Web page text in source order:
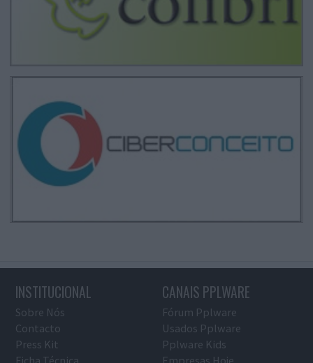
INSTITUCIONAL
Sobre Nós
Contacto
Press Kit
Ficha Técnica
CANAIS PPLWARE
Fórum Pplware
Usados Pplware
Pplware Kids
Empresas Hoje